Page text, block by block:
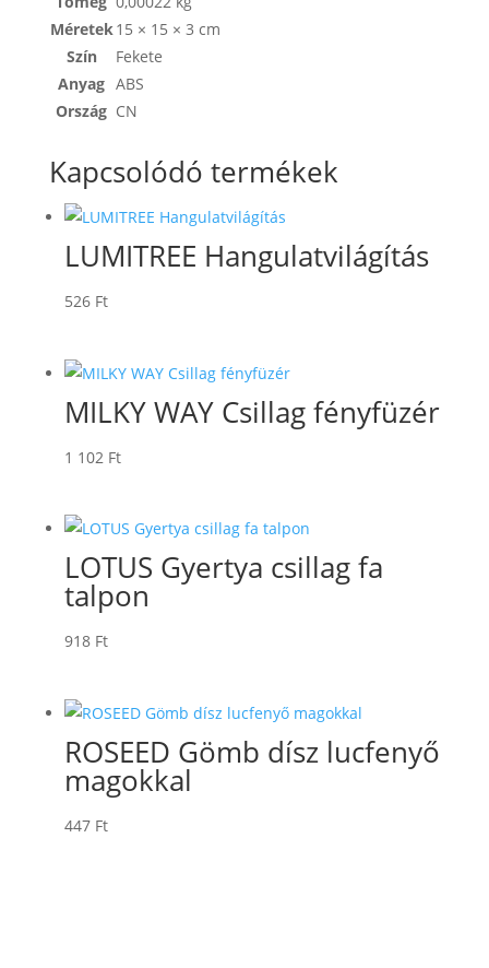
Méretek15 × 15 × 3 cm
Szín
Fekete
Anyag ABS
Ország CN
Kapcsolódó termékek
LUMITREE Hangulatvilágítás
526 Ft
MILKY WAY Csillag fényfüzér
1 102 Ft
LOTUS Gyertya csillag fa
talpon
918 Ft
ROSEED Gömb dísz lucfenyő
magokkal
447 Ft